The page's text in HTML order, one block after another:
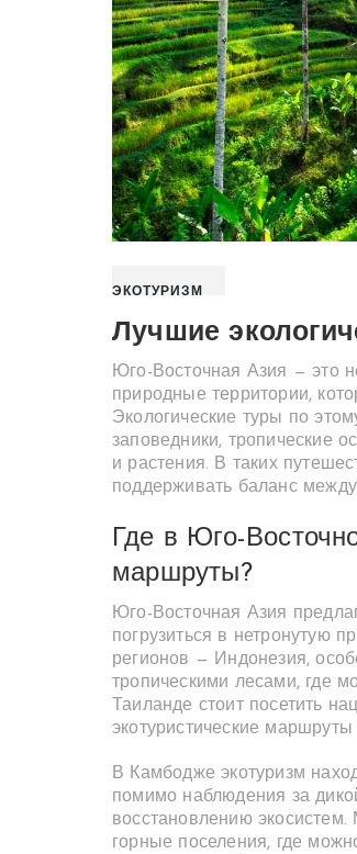
ЭКОТУРИЗМ
Лучшие
Юго-Восточная Азия — это
природные территории,
Экологические туры по
заповедники, тропические
и растения. В таких
поддерживать баланс
Где в Юго-
маршруты?
Юго-Восточная Азия
погрузиться в нетронутую
регионов — Индонезия,
тропическими лесами, где
Таиланде стоит посетить
экотуристические
В Камбодже экотуризм
помимо наблюдения за
восстановлению
горные поселения, где